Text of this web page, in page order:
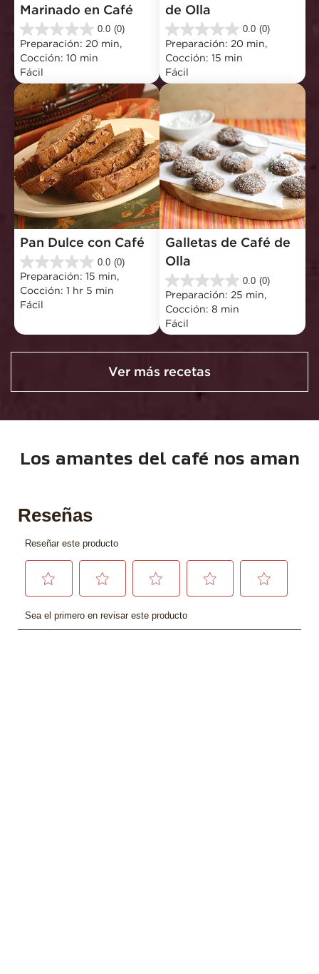
Marinado en Café
0.0 (0)
0.0
de
5
estrellas.
Preparación: 20 min,
Cocción: 10 min
Fácil
de Olla
0.0 (0)
0.0
de
5
estrellas.
Preparación: 20 min,
Cocción: 15 min
Fácil
Pan Dulce con Café
0.0 (0)
0.0
de
5
estrellas.
Preparación: 15 min,
Cocción: 1 hr 5 min
Fácil
Galletas de Café de
Olla
0.0 (0)
0.0
de
5
estrellas.
Preparación: 25 min,
Cocción: 8 min
Fácil
Ver más recetas
Los amantes del café nos aman